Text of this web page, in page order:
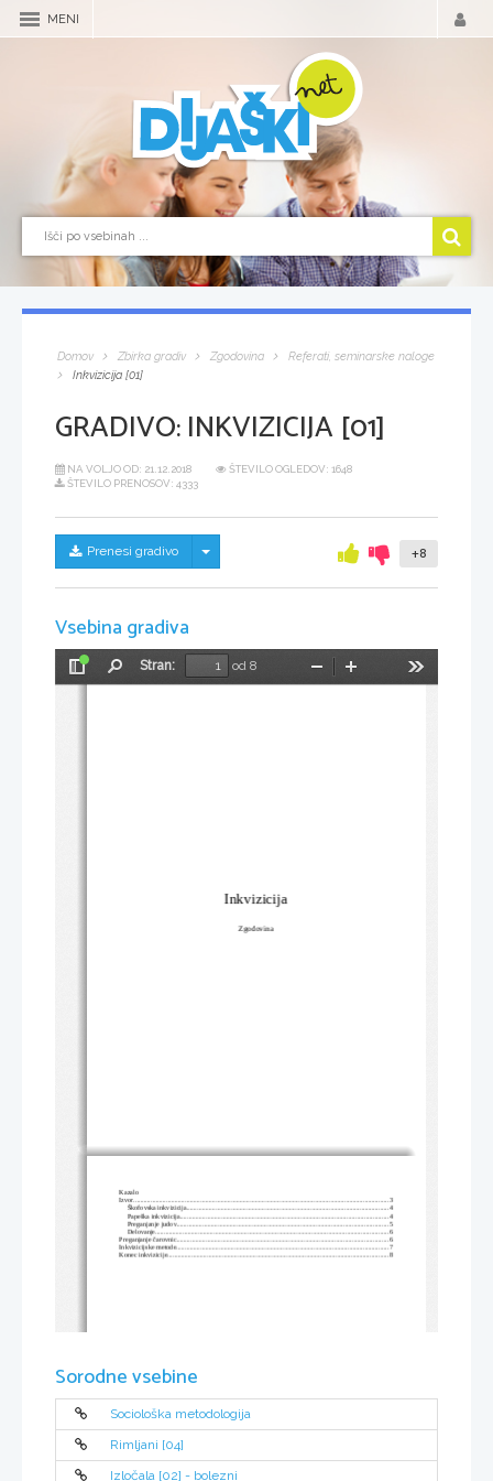
MENI
Domov Zbirka gradiv Zgodovina
Referati, seminarske naloge
Inkvizicija [01]
GRADIVO:INKVIZICIJA [01]
NA VOLJO OD: 21.12.2018
ŠTEVILO OGLEDOV: 1648
ŠTEVILO PRENOSOV: 4333
Prenesi gradivo Skrij/prikaži meni +8
Vsebina gradiva
Preklopi
Stran:
od 8
Pomanjšaj
Inkvizicija
Zgodovina
Kazalo
Izvor ......................................................................................................................................................3
Škofovska inkvizicija.......................................................................................................................4
Papeška inkvizicija..........................................................................................................................4
Preganjanje judov............................................................................................................................5
Delovanje.........................................................................................................................................6
Preganjanje čarovnic............................................................................................................................6
Inkvizicijske metode.............................................................................................................................7
Konec inkvizicije..................................................................................................................................8
Sorodne vsebine
Sociološka metodologija
Rimljani [04]
Izločala [02] - bolezni